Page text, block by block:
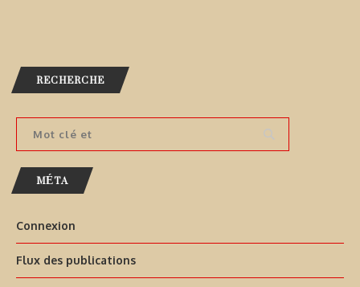
RECHERCHE
MÉTA
Connexion
Flux des publications